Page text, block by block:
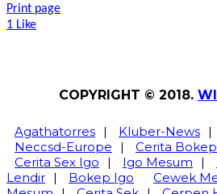
Print page
1 Like
COPYRIGHT © 2018.
Agathatorres | Kluber-News |
Neccsd-Europe
| Cerita Bokep
Cerita Sex Igo
| Igo Mesum |
Lendir | Bokep Igo Cewek